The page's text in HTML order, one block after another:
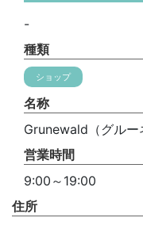
-
種類
ショップ
名称
Grunewald（グル
営業時間
9:00～19:00
住所